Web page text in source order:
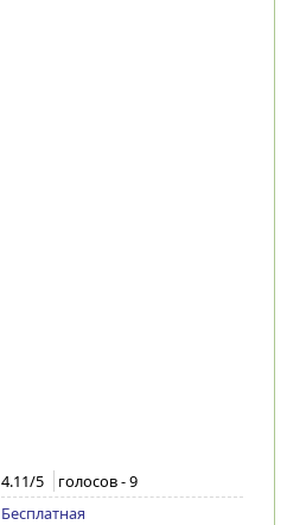
4.11/5 голосов -9
Бесплатная